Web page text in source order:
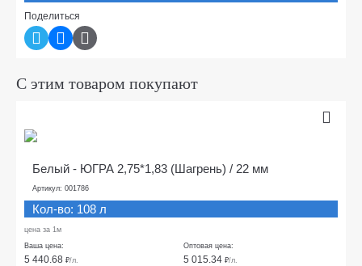
Поделиться
С этим товаром покупают
Белый - ЮГРА 2,75*1,83 (Шагрень) / 22 мм
Артикул: 001786
Кол-во: 108 л
цена за 1м
Ваша цена:
5 440.68 ₽/л.
Оптовая цена:
5 015.34 ₽/л.